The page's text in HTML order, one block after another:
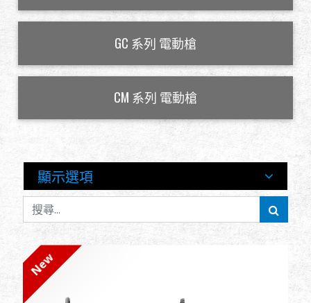
關於怪怪
活動與報導
登入
繁體中文 English (US)
GC 系列 電動槍
CM 系列 電動槍
顯示選項
New